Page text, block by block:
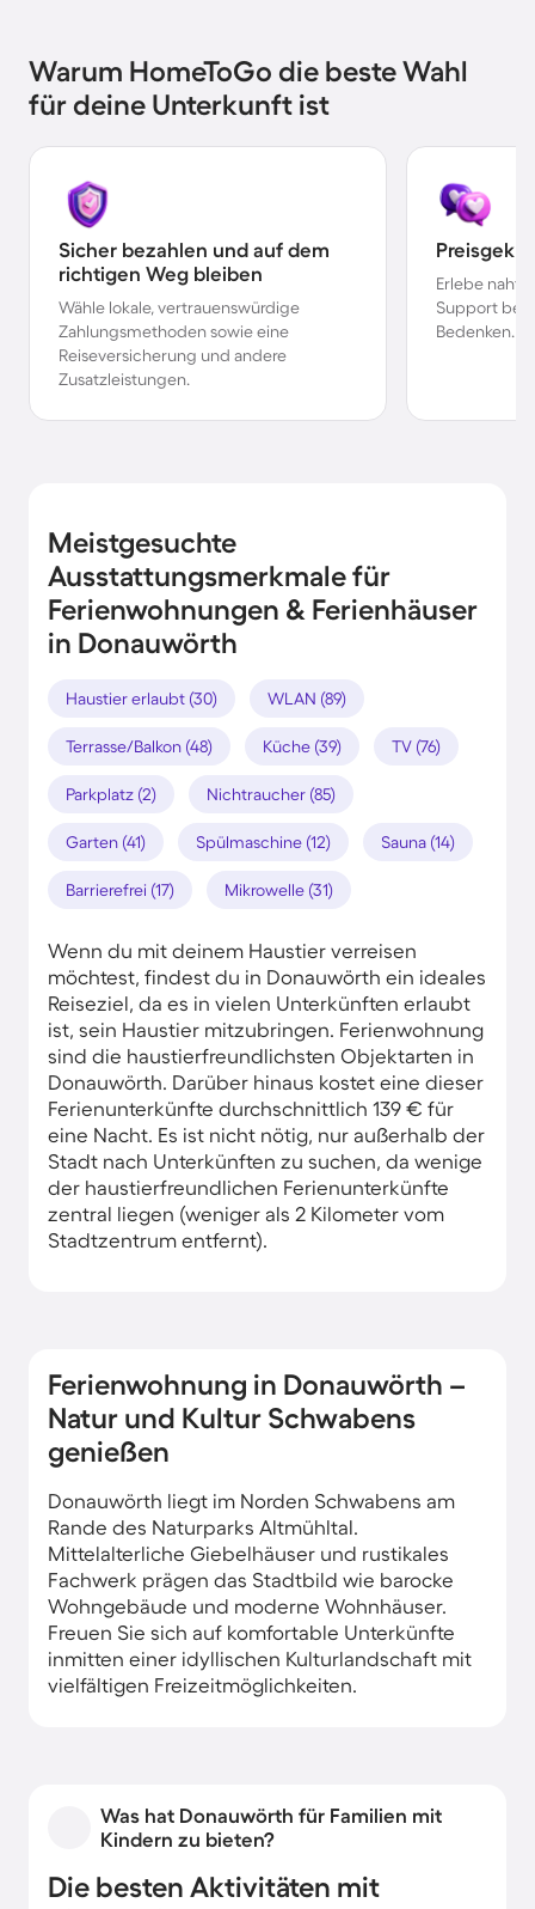
Warum HomeToGo die beste Wahl
für deine Unterkunft ist
Sicher bezahlen und auf dem
richtigen Weg bleiben
Wähle lokale, vertrauenswürdige
Zahlungsmethoden sowie eine
Reiseversicherung und andere
Zusatzleistungen.
Erlebe
Support bei
Bedenken.
Meistgesuchte
Ausstattungsmerkmale für
Ferienwohnungen & Ferienhäuser
in Donauwörth
Haustier erlaubt (30) WLAN (89)
Terrasse/Balkon (48) Küche (39) TV (76)
Parkplatz (2) Nichtraucher (85)
Garten (41) Spülmaschine (12) Sauna (14)
Barrierefrei (17) Mikrowelle (31)
Wenn du mit deinem Haustier verreisen
möchtest, findest du in Donauwörth ein ideales
Reiseziel, da es in vielen Unterkünften erlaubt
ist, sein Haustier mitzubringen. Ferienwohnung
sind die haustierfreundlichsten Objektarten in
Donauwörth. Darüber hinaus kostet eine dieser
Ferienunterkünfte durchschnittlich 139 € für
eine Nacht. Es ist nicht nötig, nur außerhalb der
Stadt nach Unterkünften zu suchen, da wenige
der haustierfreundlichen Ferienunterkünfte
zentral liegen (weniger als 2 Kilometer vom
Stadtzentrum entfernt).
Ferienwohnung in Donauwörth –
Natur und Kultur Schwabens
genießen
Donauwörth liegt im Norden Schwabens am
Rande des Naturparks Altmühltal.
Mittelalterliche Giebelhäuser und rustikales
Fachwerk prägen das Stadtbild wie barocke
Wohngebäude und moderne Wohnhäuser.
Freuen Sie sich auf komfortable Unterkünfte
inmitten einer idyllischen Kulturlandschaft mit
vielfältigen Freizeitmöglichkeiten.
Was hat Donauwörth für Familien mit
Kindern zu bieten?
Die besten Aktivitäten mit